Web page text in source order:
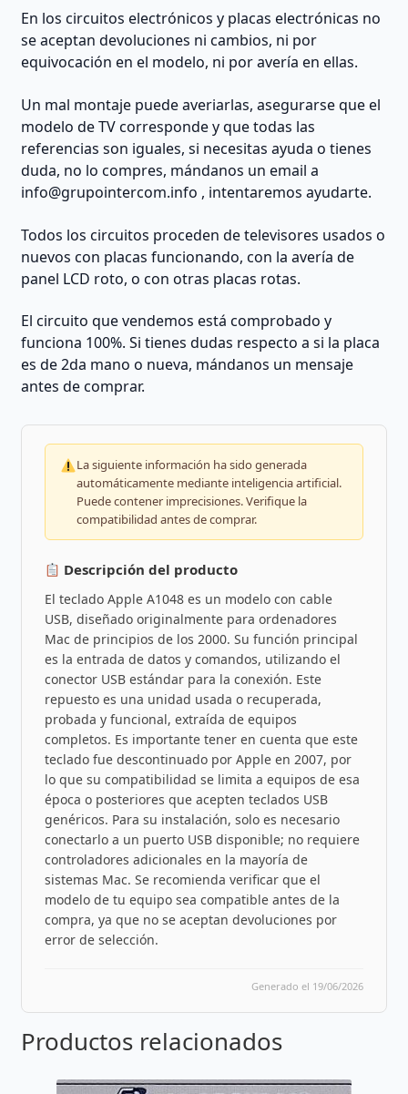
En los circuitos electrónicos y placas electrónicas no
se aceptan devoluciones ni cambios, ni por
equivocación en el modelo, ni por avería en ellas.
Un mal montaje puede averiarlas, asegurarse que el
modelo de TV corresponde y que todas las
referencias son iguales, si necesitas ayuda o tienes
duda, no lo compres, mándanos un email a
info@grupointercom.info , intentaremos ayudarte.
Todos los circuitos proceden de televisores usados o
nuevos con placas funcionando, con la avería de
panel LCD roto, o con otras placas rotas.
El circuito que vendemos está comprobado y
funciona 100%. Si tienes dudas respecto a si la placa
es de 2da mano o nueva, mándanos un mensaje
antes de comprar.
La siguiente información ha sido generada
automáticamente mediante inteligencia artificial.
Puede contener imprecisiones. Verifique la
compatibilidad antes de comprar.
Descripción del producto
El teclado Apple A1048 es un modelo con cable
USB, diseñado originalmente para ordenadores
Mac de principios de los 2000. Su función principal
es la entrada de datos y comandos, utilizando el
conector USB estándar para la conexión. Este
repuesto es una unidad usada o recuperada,
probada y funcional, extraída de equipos
completos. Es importante tener en cuenta que este
teclado fue descontinuado por Apple en 2007, por
lo que su compatibilidad se limita a equipos de esa
época o posteriores que acepten teclados USB
genéricos. Para su instalación, solo es necesario
conectarlo a un puerto USB disponible; no requiere
controladores adicionales en la mayoría de
sistemas Mac. Se recomienda verificar que el
modelo de tu equipo sea compatible antes de la
compra, ya que no se aceptan devoluciones por
error de selección.
Generado el 19/06/2026
Productos relacionados